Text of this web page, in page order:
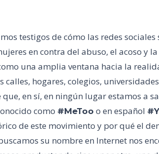
testigos de cómo las redes
en contra del abuso, el acoso y
una amplia ventana hacia la
calles, hogares, colegios,
en sí, en ningún lugar estamos a
como #MeToo o en español
de este movimiento y por qué el
su nombre en Internet nos